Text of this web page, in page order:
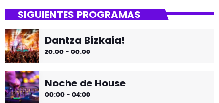
¡Toda la música!
¡Toda la música!
SIGUIENTES PROGRAMAS
Dantza Bizkaia!
20:00 - 00:00
Noche de House
00:00 - 04:00